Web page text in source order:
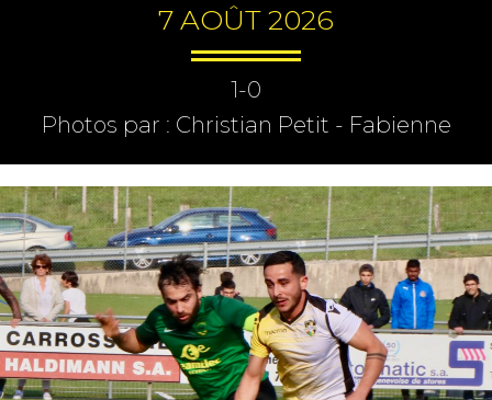
7 AOÛT 2026
1-0
Photos par : Christian Petit - Fabienne